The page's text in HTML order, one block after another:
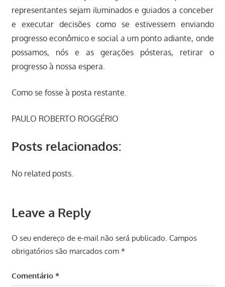
representantes sejam iluminados e guiados a conceber
e executar decisões como se estivessem enviando
progresso econômico e social a um ponto adiante, onde
possamos, nós e as gerações pósteras, retirar o
progresso à nossa espera.
Como se fosse à posta restante.
PAULO ROBERTO ROGGÉRIO
Posts relacionados:
No related posts.
Leave a Reply
O seu endereço de e-mail não será publicado. Campos
obrigatórios são marcados com *
Comentário *